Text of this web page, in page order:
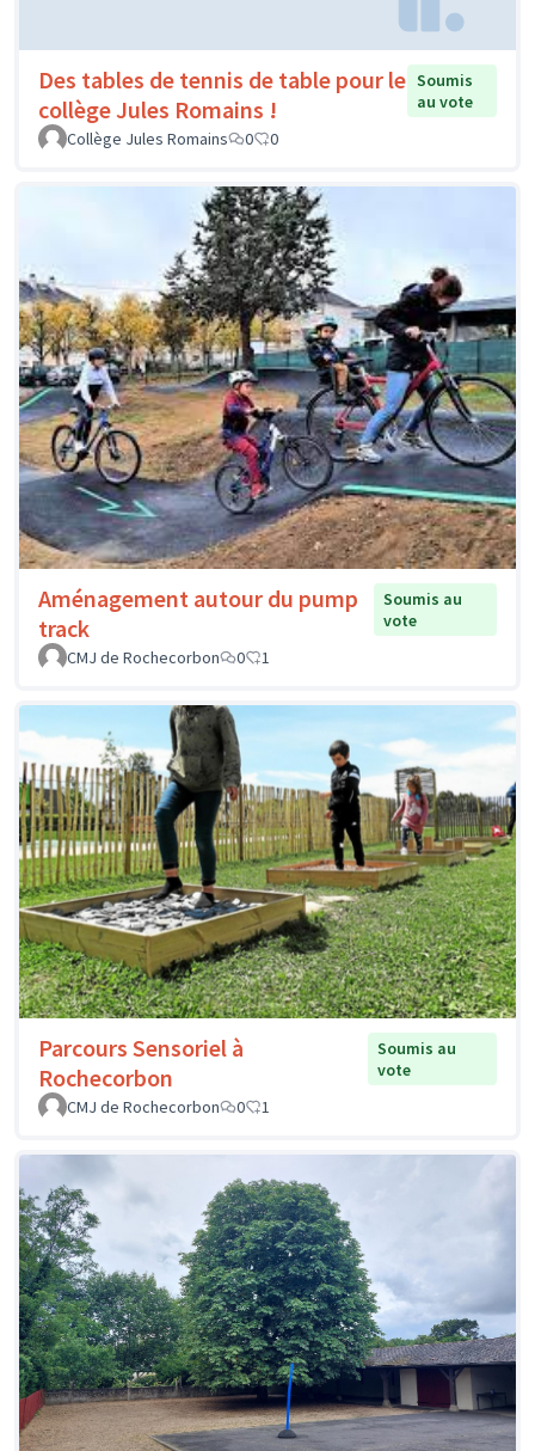
Des tables de tennis de table pour le
collège Jules Romains !
Soumis
au vote
Collège Jules Romains
0 0
Aménagement autour du pump
track
Soumis au
vote
CMJ de Rochecorbon
0 1
Parcours Sensoriel à
Rochecorbon
Soumis au
vote
CMJ de Rochecorbon
0 1